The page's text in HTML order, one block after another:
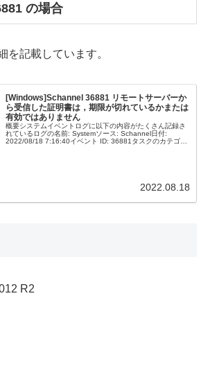
の場合
を記載しています。
[Windows]Schannel 36881 リモートサーバーか
ら受信した証明書は，期限が切れているかまたは
有効ではありません
概要システムイベントログに以下の内容がたくさん記録さ
れているログの名前: Systemソース: Schannel日付:
2022/08/18 7:16:40イベント ID: 36881タスクのカテゴリ:
2022.08.18
R2